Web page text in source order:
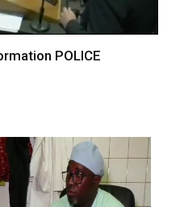
POLICE